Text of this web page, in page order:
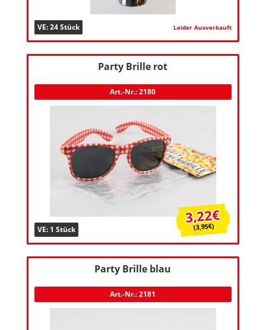
VE: 24 Stück Leider Ausverkauft
Party Brille rot
Art.-Nr.: 2180
VE: 1 Stück
3,22€
(3,95€)
Party Brille blau
Art.-Nr.: 2181